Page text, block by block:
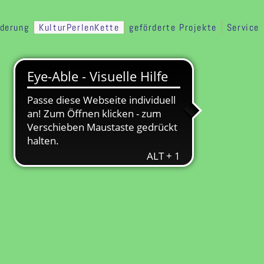
KulturPerlenKette geförderte Projekte Service